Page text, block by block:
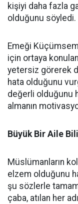
kişiyi daha fazla
olduğunu söyledi.
Emeği
için ortaya
yetersiz görerek
hata olduğunu
değerli olduğunu
almanın
Büyük Bir Aile
Müslümanların
elzem olduğunu
şu sözlerle
çaba, atılan her